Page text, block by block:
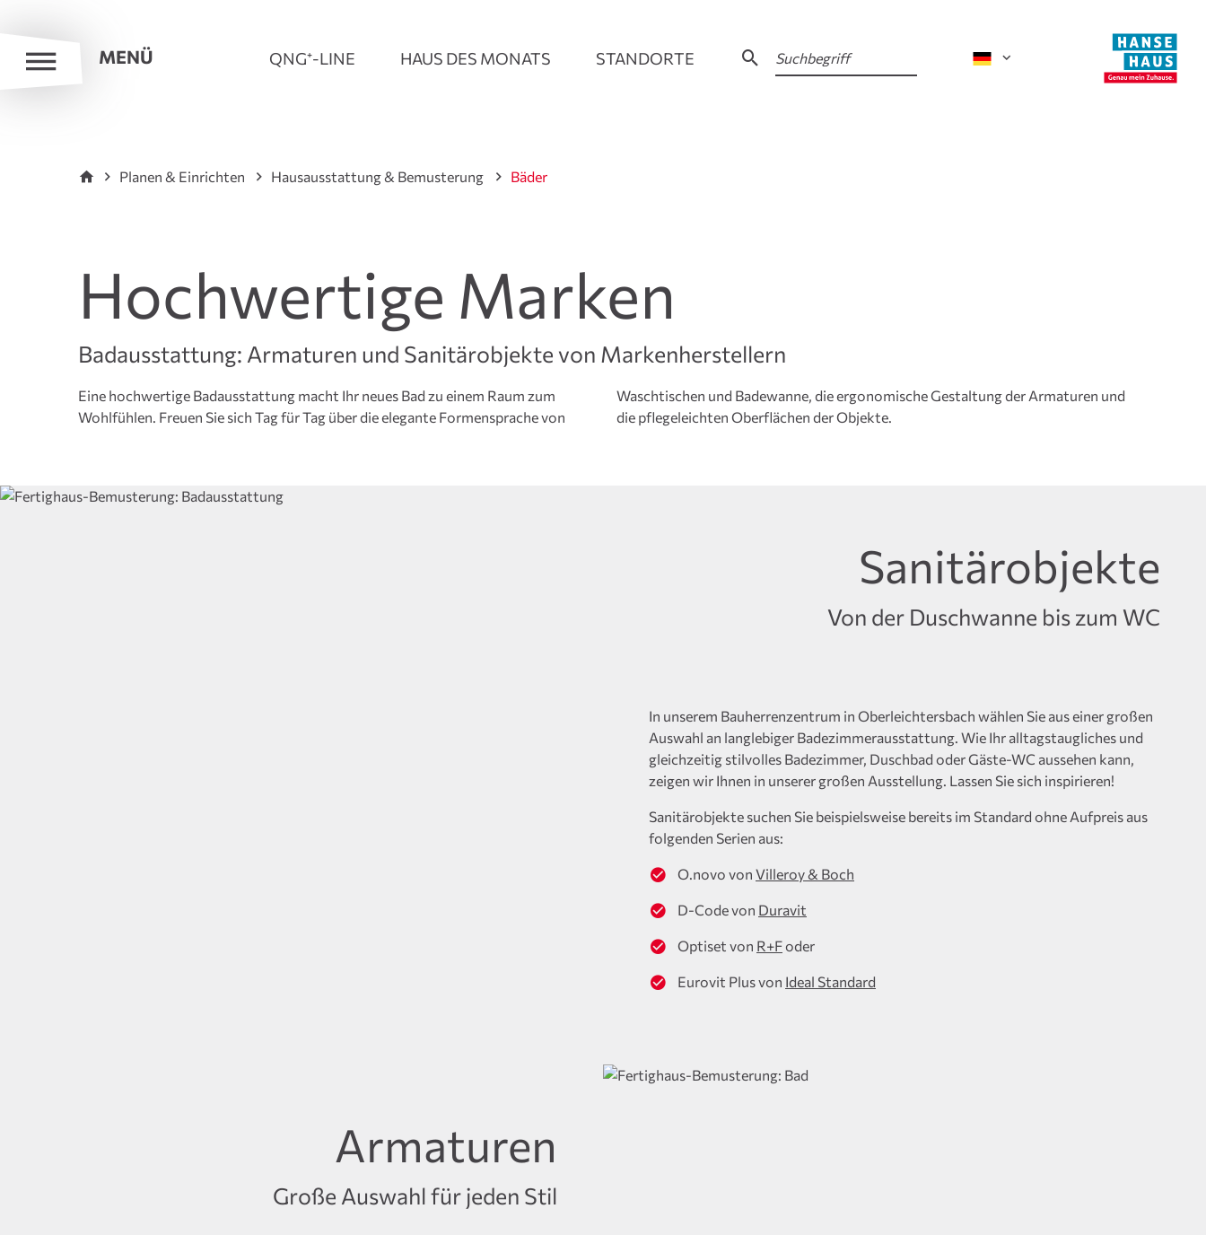
MENÜ QNG⁺-LINE HAUS DES MONATS STANDORTE
Planen & Einrichten Hausausstattung & Bemusterung Bäder
Badausstattung: Armaturen und Sanitärobjekte von Markenherstellern
Hochwertige Marken
Eine hochwertige Badausstattung macht Ihr neues Bad zu einem Raum zum
Wohlfühlen. Freuen Sie sich Tag für Tag über die elegante Formensprache von
Waschtischen und Badewanne, die ergonomische Gestaltung der Armaturen und
die pflegeleichten Oberflächen der Objekte.
Von der Duschwanne bis zum WC
Sanitärobjekte
In unserem Bauherrenzentrum in Oberleichtersbach wählen Sie aus einer großen
Auswahl an langlebiger Badezimmerausstattung. Wie Ihr alltagstaugliches und
gleichzeitig stilvolles Badezimmer, Duschbad oder Gäste-WC aussehen kann,
zeigen wir Ihnen in unserer großen Ausstellung. Lassen Sie sich inspirieren!
Sanitärobjekte suchen Sie beispielsweise bereits im Standard ohne Aufpreis aus
folgenden Serien aus:
O.novo von Villeroy & Boch
D-Code von Duravit
Optiset von R+Foder
Eurovit Plus von Ideal Standard
Große Auswahl für jeden Stil
Armaturen